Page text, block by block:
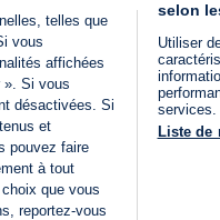
telles que
vous
affichées
». Si vous
désactivées. Si
et
pouvez faire
à tout
que vous
reportez-vous
selon
Utiliser
services.
Liste de